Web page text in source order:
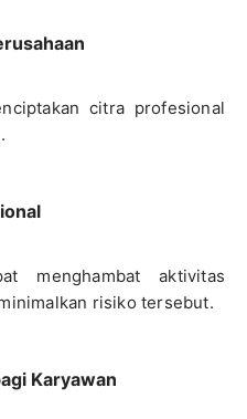
citra profesional
menghambat aktivitas
risiko tersebut.
Karyawan